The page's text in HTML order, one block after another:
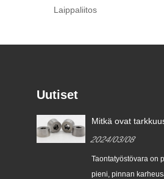
Laippaliitos
Uutiset
Mitkä ovat
verrattuna
takomiseen?
2024/03/08
Taontatyöstövara on
pieni, pinnan